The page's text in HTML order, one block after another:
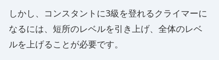
しかし、コンスタントに3級を登れるクライマーに
なるには、短所のレベルを引き上げ、全体のレベ
ルを上げることが必要です。